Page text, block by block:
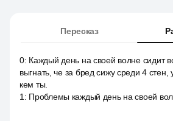
Пересказ
0: Каждый день на своей волне сидит
выгнать, че за бред сижу среди 4 стен,
кем ты.
1 : Проблемы каждый день на своей